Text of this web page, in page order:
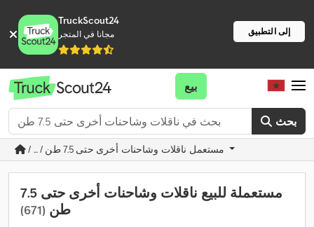
TruckScout24
مجانا في المتجر إلى التطبيق
بحث
بيع
مستعملة للبيع ناقلات وشاحنات أخرى حتى 7.5
طن (671)